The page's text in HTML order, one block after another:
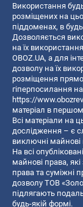
Використання
розміщених на
піддоменах, в
Дозволяється
на їх
OBOZ.UA, а для
дозволу на їх
розміщення
гіперпосилання
https://
матеріал в
Всі матеріали на
дослідження – є
виключні майнові
На всі
майнові права,
права та суміжні
дозволу ТОВ
підлягають
будь-якій формі.